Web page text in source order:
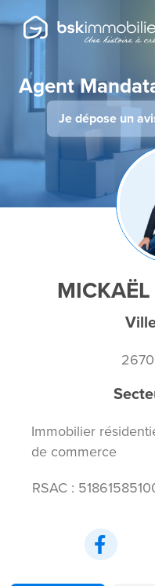
Agent
Je dépose un
Immobilier
de commerce
RSAC :